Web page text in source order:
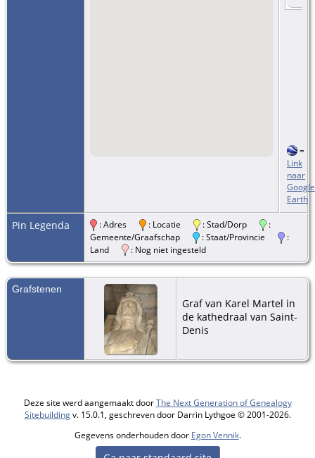
=
Link
naar
Google
Earth
Pin Legenda : Adres : Locatie : Stad/Dorp
:
Gemeente/Graafschap
: Staat/Provincie
:
Land
: Nog niet ingesteld
Grafstenen
Graf van Karel Martel in
de kathedraal van Saint-
Denis
Deze site werd aangemaakt doorThe Next Generation of Genealogy
Sitebuildingv. 15.0.1, geschreven door Darrin Lythgoe © 2001-2026.
Gegevens onderhouden door Egon Vennik.